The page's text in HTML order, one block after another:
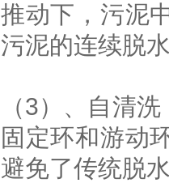
推动下，污泥
污泥的连续脱
（3）、自清
固定环和游动
避免了传统脱